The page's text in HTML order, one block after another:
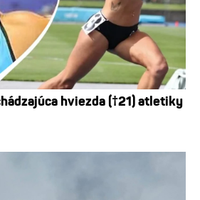
hviezda (†21) atletiky